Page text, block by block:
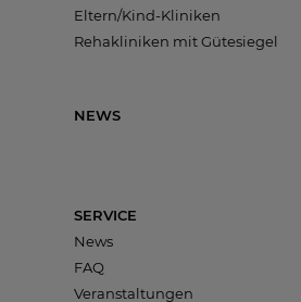
Eltern/Kind-Kliniken
Rehakliniken mit Gütesiegel
NEWS
SERVICE
News
FAQ
Veranstaltungen